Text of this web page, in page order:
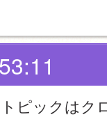
ピックはク